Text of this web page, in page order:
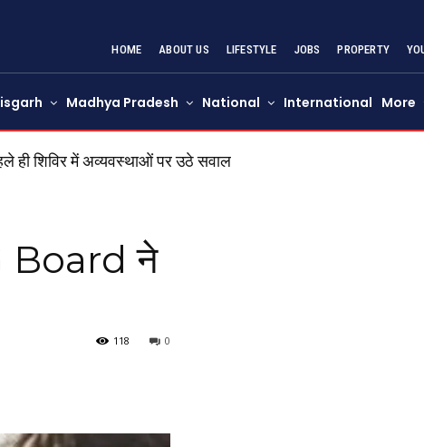
HOME ABOUT US LIFESTYLE JOBS PROPERTY
Madhya Pradesh National International More
शिविर में अव्यवस्थाओं पर उठे सवाल
Board ने
0
118